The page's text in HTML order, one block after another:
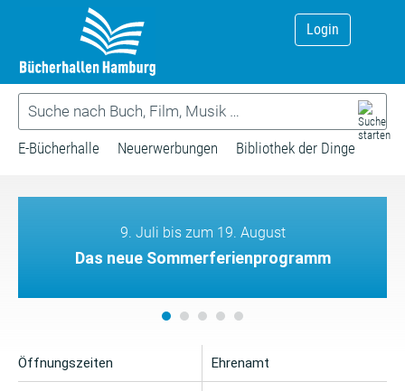
Login
E-Bücherhalle Neuerwerbungen Bibliothek der Dinge
9. Juli bis zum 19. August
Das neue Sommerferienprogramm
Öffnungszeiten Ehrenamt